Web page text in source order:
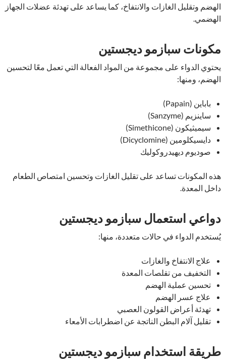
الهضم وتقليل الغازات والانتفاخ، كما يساعد على تهدئة عضلات الجهاز
الهضمي.
مكونات سبازمو ديجستين
يحتوي الدواء على مجموعة من المواد الفعالة التي تعمل معًا لتحسين
الهضم، ومنها:
باباين (Papain)
ساينزيم (Sanzyme)
سيميثيكون (Simethicone)
دايسيكلومين (Dicyclomine)
صوديوم ديهيدروكوليك
هذه المكونات تساعد على تقليل الغازات وتحسين امتصاص الطعام
داخل المعدة.
دواعي استعمال سبازمو ديجستين
يُستخدم الدواء في حالات متعددة، منها:
علاج الانتفاخ والغازات
التخفيف من تقلصات المعدة
تحسين عملية الهضم
علاج عسر الهضم
تهدئة أعراض القولون العصبي
تقليل آلام البطن الناتجة عن اضطرابات الأمعاء
طريقة استخدام سبازمو ديجستين